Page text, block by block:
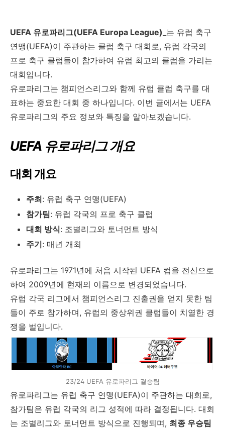
UEFA 유로파리그(UEFA Europa League) _는 유럽 축구
연맹(UEFA)이 주관하는 클럽 축구 대회로, 유럽 각국의
프로 축구 클럽들이 참가하여 유럽 최고의 클럽을 가리는
대회입니다.
유로파리그는 챔피언스리그와 함께 유럽 클럽 축구를 대
표하는 중요한 대회 중 하나입니다. 이번 글에서는 UEFA
유로파리그의 주요 정보와 특징을 알아보겠습니다.
UEFA 유로파리그 개요
대회 개요
주최: 유럽 축구 연맹(UEFA)
참가팀: 유럽 각국의 프로 축구 클럽
대회 방식: 조별리그와 토너먼트 방식
주기: 매년 개최
유로파리그는 1971년에 처음 시작된 UEFA 컵을 전신으로
하여 2009년에 현재의 이름으로 변경되었습니다.
유럽 각국 리그에서 챔피언스리그 진출권을 얻지 못한 팀
들이 주로 참가하며, 유럽의 중상위권 클럽들이 치열한 경
쟁을 벌입니다.
23/24 UEFA 유로파리그 결승팀
유로파리그는 유럽 축구 연맹(UEFA)이 주관하는 대회로,
참가팀은 유럽 각국의 리그 성적에 따라 결정됩니다. 대회
는 조별리그와 토너먼트 방식으로 진행되며, 최종 우승팀